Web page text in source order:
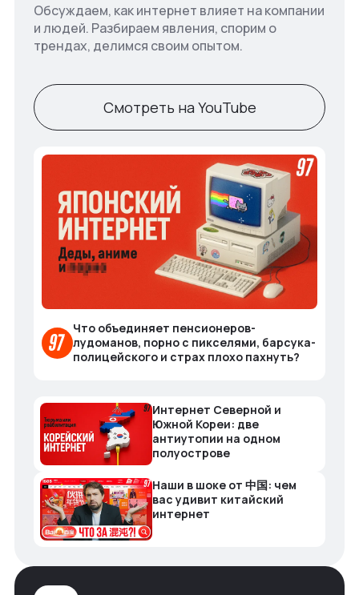
Обсуждаем, как интернет влияет на компании
и людей. Разбираем явления, спорим о
трендах, делимся своим опытом.
Смотреть на YouTube
Что объединяет пенсионеров-
лудоманов, порно с пикселями, барсука-
полицейского и страх плохо пахнуть?
Интернет Северной и
Южной Кореи: две
антиутопии на одном
полуострове
Наши в шоке от 中国: чем
вас удивит китайский
интернет